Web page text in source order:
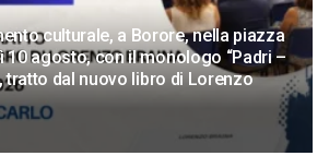
culturale, a Borore, nella piazza
10 agosto, con il monologo “Padri –
tratto dal nuovo libro di Lorenzo